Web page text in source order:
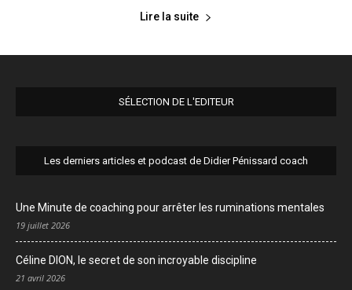
Lire la suite
SÉLECTION DE L'EDITEUR
Les derniers articles et podcast de Didier Pénissard coach
Une Minute de coaching pour arrêter les ruminations mentales
19 juillet 2026
Céline DION, le secret de son incroyable discipline
21 avril 2026